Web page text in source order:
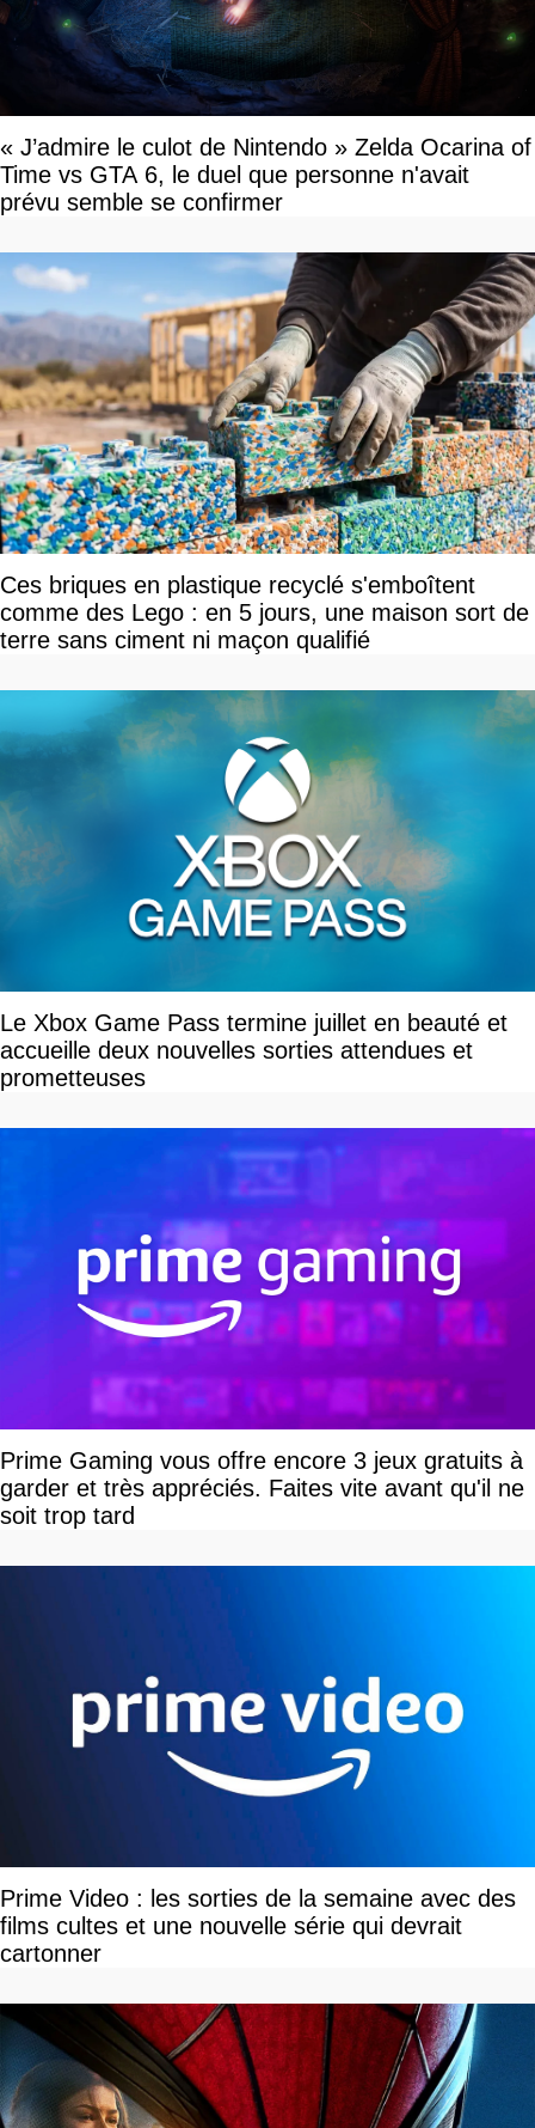
« J’admire le culot de Nintendo » Zelda Ocarina of
Time vs GTA 6, le duel que personne n'avait
prévu semble se confirmer
Ces briques en plastique recyclé s'emboîtent
comme des Lego : en 5 jours, une maison sort de
terre sans ciment ni maçon qualifié
Le Xbox Game Pass termine juillet en beauté et
accueille deux nouvelles sorties attendues et
prometteuses
Prime Gaming vous offre encore 3 jeux gratuits à
garder et très appréciés. Faites vite avant qu'il ne
soit trop tard
Prime Video : les sorties de la semaine avec des
films cultes et une nouvelle série qui devrait
cartonner